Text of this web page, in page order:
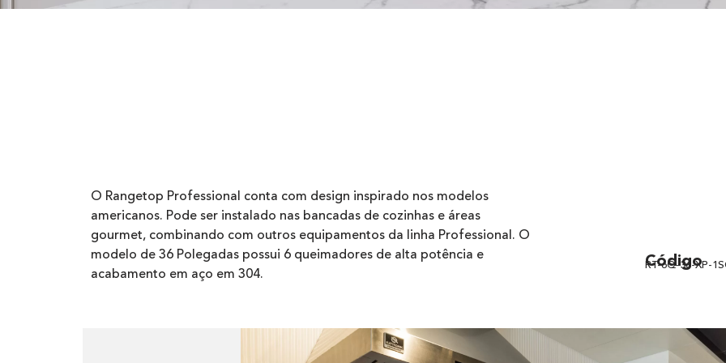
O Rangetop Professional conta com design inspirado nos modelos
americanos. Pode ser instalado nas bancadas de cozinhas e áreas
gourmet, combinando com outros equipamentos da linha Professional. O
modelo de 36 Polegadas possui 6 queimadores de alta potência e
acabamento em aço em 304.
Código
RT-6Q-36-XP-